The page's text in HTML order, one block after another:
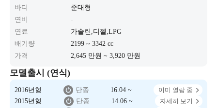
바디
준대형
연비
-
연료
가솔린,디젤,LPG
배기량
2199 ~ 3342 cc
가격
2,645 만원 ~ 3,920 만원
모델출시 (연식)
2016년형 단종 16.04 ~
이미 열람 중
2015년형
단종 14.06 ~
자세히 보기